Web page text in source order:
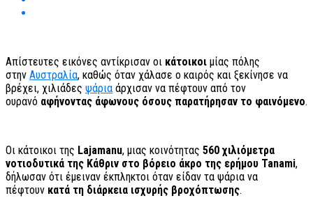
Απίστευτες εικόνες αντίκρισαν οι κάτοικοι μίας πόλης
στην Αυστραλία, καθώς όταν χάλασε ο καιρός και ξεκίνησε να
βρέχει, χιλιάδες ψάρια άρχισαν να πέφτουν από τον
ουρανό αφήνοντας άφωνους όσους παρατήρησαν το φαινόμενο.
Οι κάτοικοι της Lajamanu, μιας κοινότητας 560 χιλιόμετρα
νοτιοδυτικά της Κάθριν στο βόρειο άκρο της ερήμου Tanami,
δήλωσαν ότι έμειναν έκπληκτοι όταν είδαν τα ψάρια να
πέφτουν κατά τη διάρκεια ισχυρής βροχόπτωσης.